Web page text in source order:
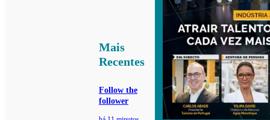
Mais
Recentes
Follow the
follower